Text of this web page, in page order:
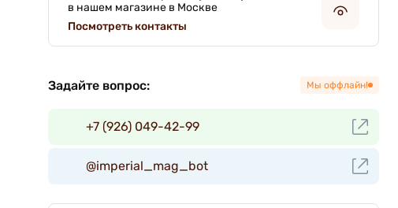
в нашем магазине в Москве
Посмотреть контакты
Задайте вопрос: Мы оффлайн!
+7 (926) 049-42-99
@imperial_mag_bot